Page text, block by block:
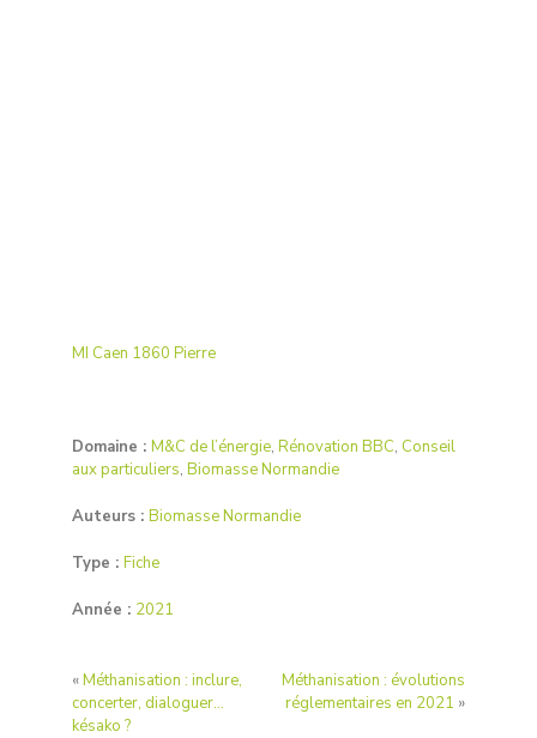
MI Caen 1860 Pierre
Domaine : M&C de l’énergie, Rénovation BBC, Conseil
aux particuliers, Biomasse Normandie
Auteurs : Biomasse Normandie
Type : Fiche
Année : 2021
«Méthanisation : inclure,
concerter, dialoguer…
késako ?
Méthanisation : évolutions
réglementaires en 2021 »